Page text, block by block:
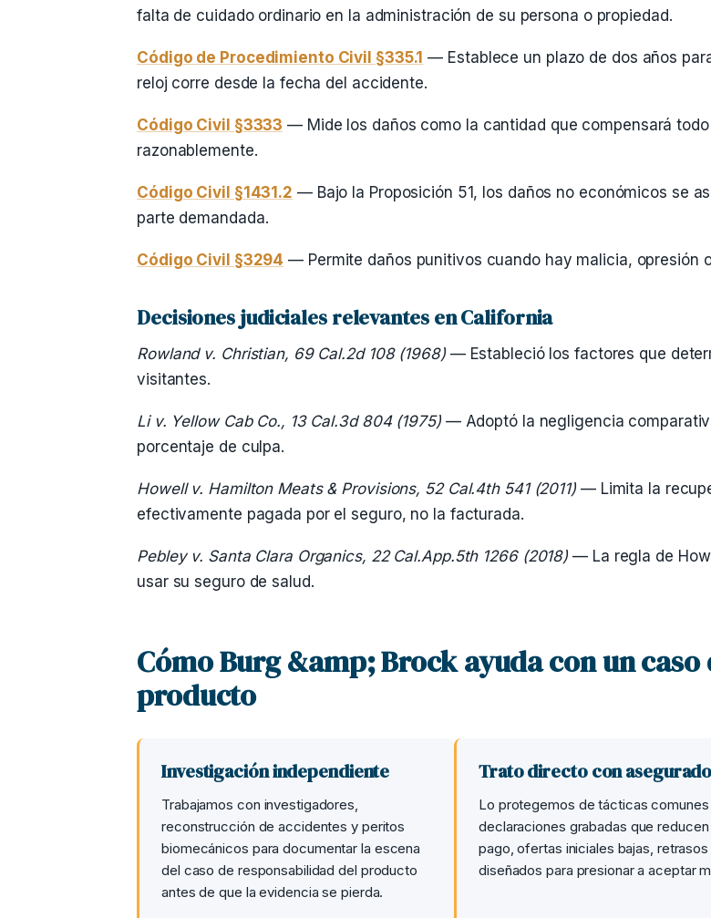
falta de cuidado ordinario en la administración de su persona o propiedad.
Código de Procedimiento Civil §335.1 — Establece un plazo de dos años
reloj corre desde la fecha del accidente.
Código Civil §3333 — Mide los daños como la cantidad que compensará
razonablemente.
Código Civil §1431.2 — Bajo la Proposición 51, los daños no económicos se
parte demandada.
Código Civil §3294 — Permite daños punitivos cuando hay malicia, opresión
Decisiones judiciales relevantes en California
Rowland v. Christian, 69 Cal.2d 108 (1968)— Estableció los factores que
visitantes.
Li v. Yellow Cab Co., 13 Cal.3d 804 (1975)— Adoptó la negligencia
porcentaje de culpa.
Howell v. Hamilton Meats & Provisions, 52 Cal.4th 541 (2011) — Limita la
efectivamente pagada por el seguro, no la facturada.
Pebley v. Santa Clara Organics, 22 Cal.App.5th 1266 (2018) — La regla de
usar su seguro de salud.
Cómo Burg &amp; Brock ayuda con un
producto
Investigación independiente
Trabajamos con investigadores,
reconstrucción de accidentes y peritos
biomecánicos para documentar la escena
del caso de responsabilidad del producto
antes de que la evidencia se pierda.
Trato directo con
Lo protegemos de tácticas
declaraciones grabadas que reducen
pago, ofertas iniciales bajas, retrasos
diseñados para presionar a aceptar